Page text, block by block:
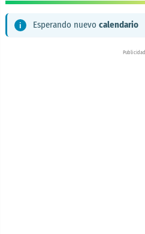
Esperando nuevo calendario
Publicidad